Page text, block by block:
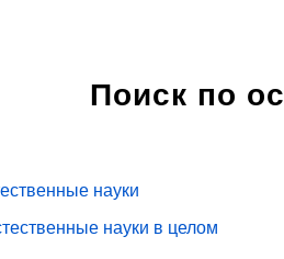
Поиск по
науки
науки в целом